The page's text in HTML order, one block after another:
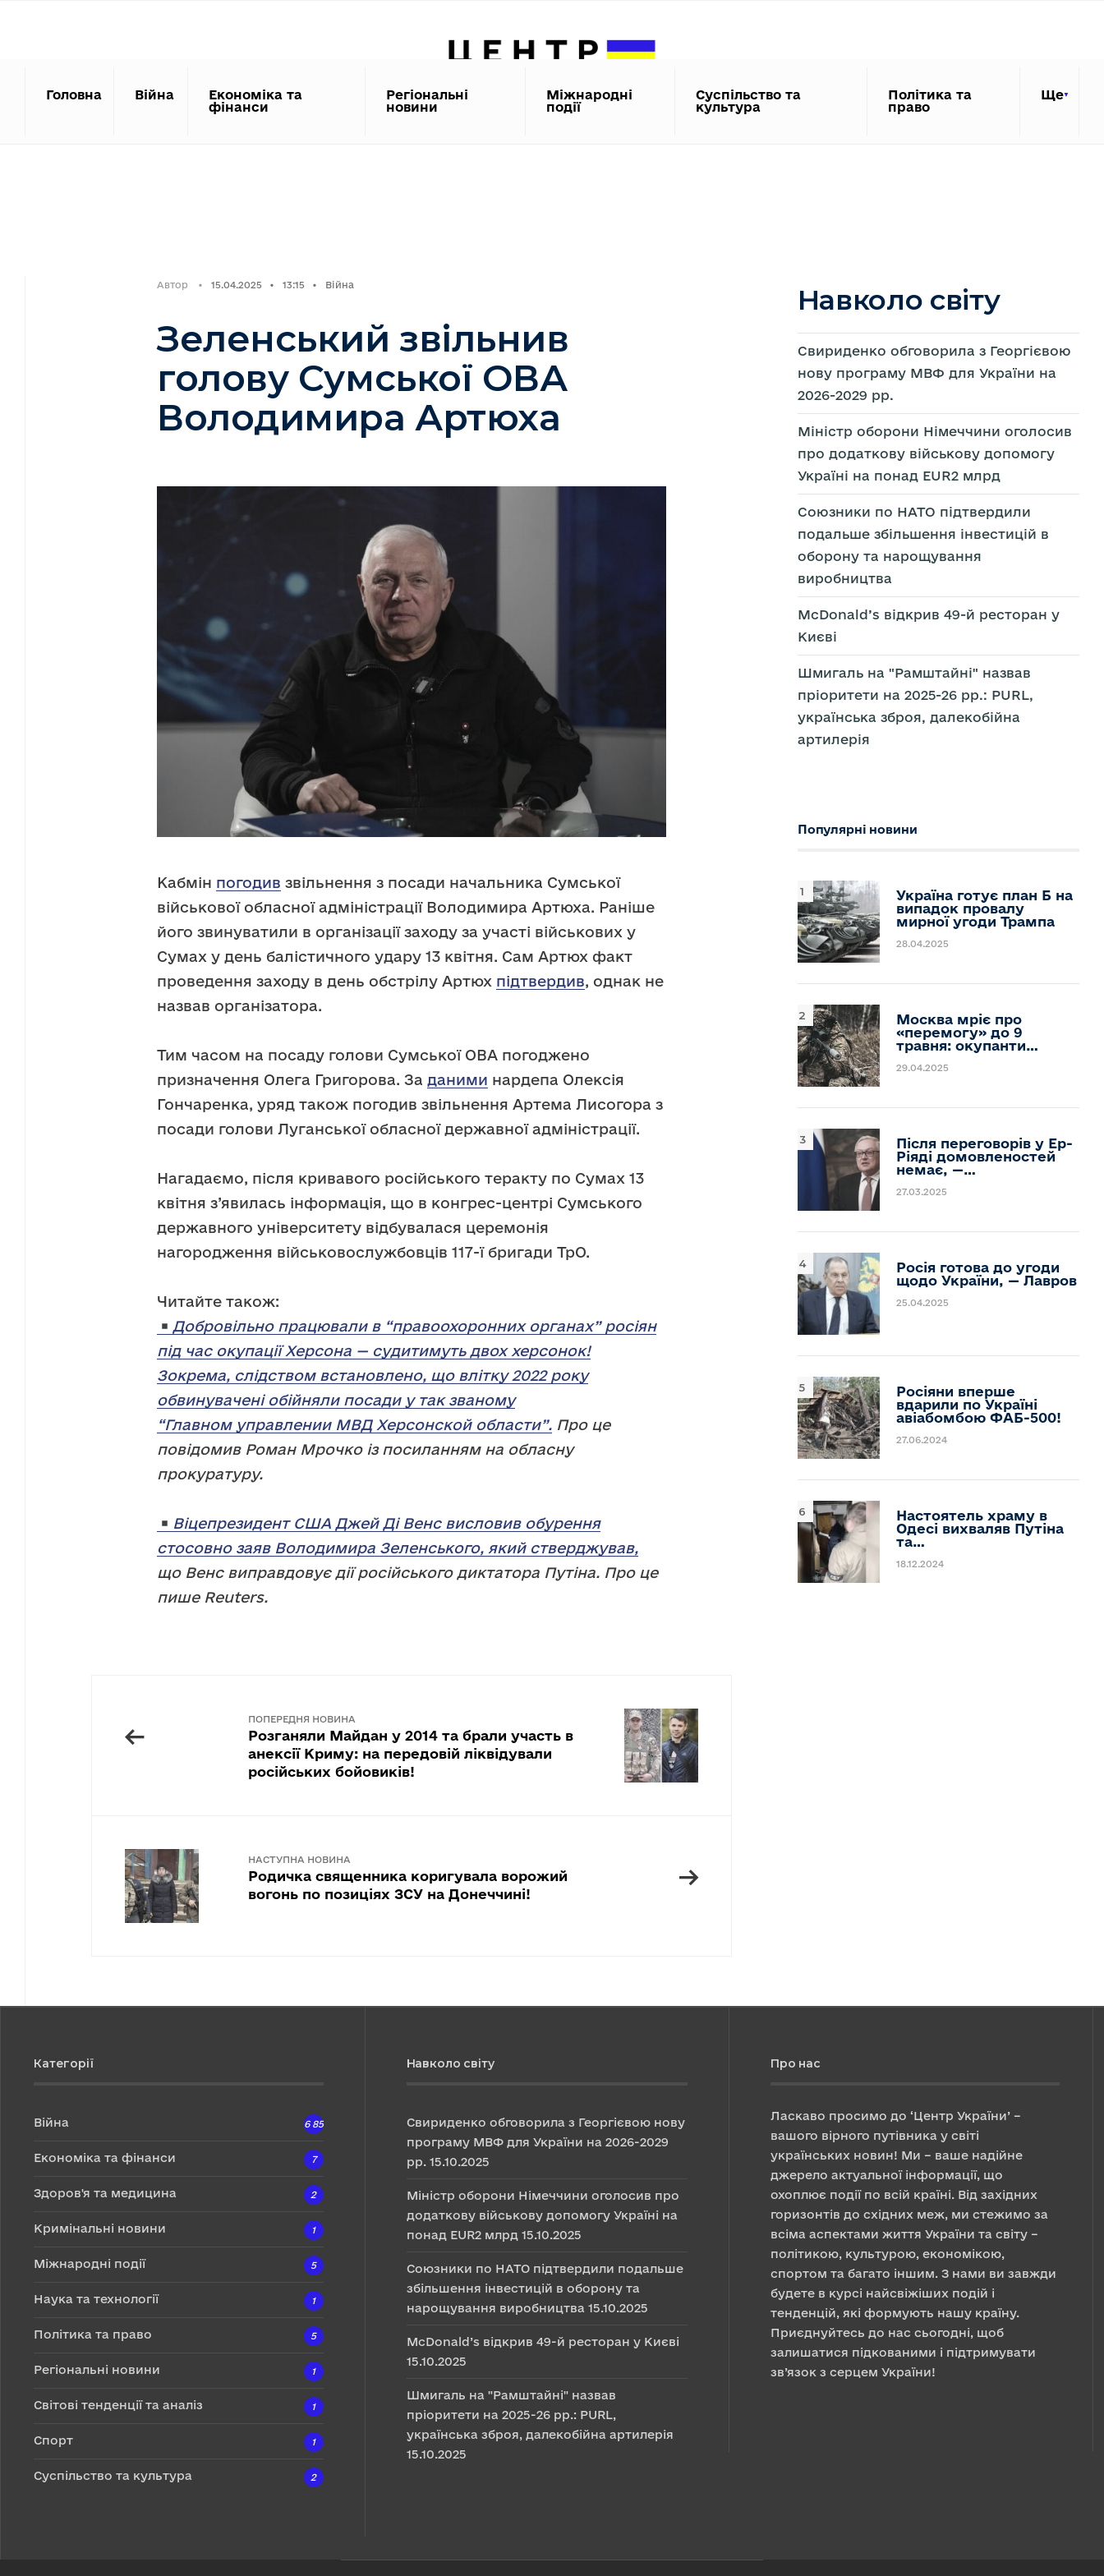
Головна Війна
Економіка та
фінанси
Регіональні
новини
Міжнародні
події
Суспільство та
культура
Політика та
право
Ще
Автор • 15.04.2025 • 13:15 • Війна
Зеленський звільнив
голову Сумської ОВА
Володимира Артюха
Кабмін погодив звільнення з посади начальника Сумської
військової обласної адміністрації Володимира Артюха. Раніше
його звинуватили в організації заходу за участі військових у
Сумах у день балістичного удару 13 квітня. Сам Артюх факт
проведення заходу в день обстрілу Артюх підтвердив, однак не
назвав організатора.
Тим часом на посаду голови Сумської ОВА погоджено
призначення Олега Григорова. За даними нардепа Олексія
Гончаренка, уряд також погодив звільнення Артема Лисогора з
посади голови Луганської обласної державної адміністрації.
Нагадаємо, після кривавого російського теракту по Сумах 13
квітня з’явилась інформація, що в конгрес-центрі Сумського
державного університету відбувалася церемонія
нагородження військовослужбовців 117-ї бригади ТрО.
Читайте також:
Добровільно працювали в “правоохоронних органах” росіян
під час окупації Херсона — судитимуть двох херсонок!
Зокрема, слідством встановлено, що влітку 2022 року
обвинувачені обійняли посади у так званому
“Главном управлении МВД Херсонской области”. Про це
повідомив Роман Мрочко із посиланням на обласну
прокуратуру.
Віцепрезидент США Джей Ді Венс висловив обурення
стосовно заяв Володимира Зеленського, який стверджував,
що Венс виправдовує дії російського диктатора Путіна. Про це
пише Reuters.
←
ПОПЕРЕДНЯ НОВИНА
Розганяли Майдан у 2014 та брали участь в
анексії Криму: на передовій ліквідували
російських бойовиків!
→
НАСТУПНА НОВИНА
Родичка священника коригувала ворожий
вогонь по позиціях ЗСУ на Донеччині!
Навколо світу
Свириденко обговорила з Георгієвою
нову програму МВФ для України на
2026-2029 рр.
Міністр оборони Німеччини оголосив
про додаткову військову допомогу
Україні на понад EUR2 млрд
Союзники по НАТО підтвердили
подальше збільшення інвестицій в
оборону та нарощування
виробництва
McDonald’s відкрив 49-й ресторан у
Києві
Шмигаль на "Рамштайні" назвав
пріоритети на 2025-26 рр.: PURL,
українська зброя, далекобійна
артилерія
Популярні новини
Україна готує план Б на
випадок провалу
мирної угоди Трампа
28.04.2025
Москва мріє про
«перемогу» до 9
травня: окупанти…
29.04.2025
Після переговорів у Ер-
Ріяді домовленостей
немає, —…
27.03.2025
Росія готова до угоди
щодо України, — Лавров
25.04.2025
Росіяни вперше
вдарили по Україні
авіабомбою ФАБ-500!
27.06.2024
Настоятель храму в
Одесі вихваляв Путіна
та…
18.12.2024
Категорії
Війна 6 857
Економіка та фінанси 7
Здоров'я та медицина 2
Кримінальні новини 1
Міжнародні події 5
Наука та технології 1
Політика та право 5
Регіональні новини 1
Світові тенденції та аналіз 1
Спорт 1
Суспільство та культура 2
Навколо світу
Свириденко обговорила з Георгієвою нову
програму МВФ для України на 2026-2029
рр. 15.10.2025
Міністр оборони Німеччини оголосив про
додаткову військову допомогу Україні на
понад EUR2 млрд 15.10.2025
Союзники по НАТО підтвердили подальше
збільшення інвестицій в оборону та
нарощування виробництва 15.10.2025
McDonald’s відкрив 49-й ресторан у Києві
15.10.2025
Шмигаль на "Рамштайні" назвав
пріоритети на 2025-26 рр.: PURL,
українська зброя, далекобійна артилерія
15.10.2025
Про нас
Ласкаво просимо до ‘Центр України’ –
вашого вірного путівника у світі
українських новин! Ми – ваше надійне
джерело актуальної інформації, що
охоплює події по всій країні. Від західних
горизонтів до східних меж, ми стежимо за
всіма аспектами життя України та світу –
політикою, культурою, економікою,
спортом та багато іншим. З нами ви завжди
будете в курсі найсвіжіших подій і
тенденцій, які формують нашу країну.
Приєднуйтесь до нас сьогодні, щоб
залишатися підкованими і підтримувати
зв’язок з серцем України!